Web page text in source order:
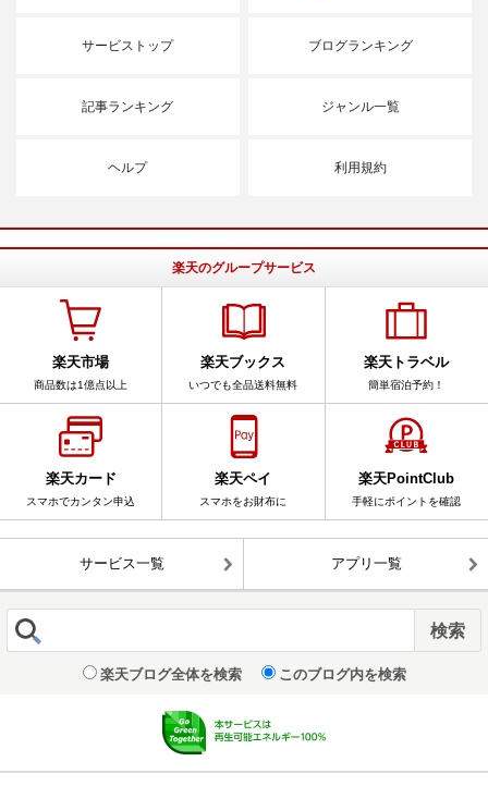
サービストップ ブログランキング
記事ランキング ジャンル一覧
ヘルプ 利用規約
楽天のグループサービス
楽天市場
商品数は1億点以上
楽天ブックス
いつでも全品送料無料
楽天トラベル
簡単宿泊予約！
楽天カード
スマホでカンタン申込
楽天ペイ
スマホをお財布に
楽天PointClub
手軽にポイントを確認
サービス一覧 アプリ一覧
楽天ブログ全体を検索 このブログ内を検索